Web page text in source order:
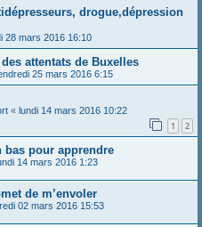
drogue,dépression
28 mars 2016 16:10
attentats de Buxelles
25 mars 2016 6:15
« lundi 14 mars 2016 10:22
1 2
bas pour apprendre
14 mars 2016 1:23
de m’envoler
02 mars 2016 15:53